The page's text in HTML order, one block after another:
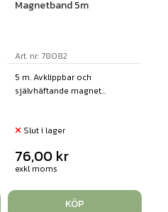
Magnetband 5m
Art. nr: 78082
5 m. Avklippbar och
självhäftande magnet...
Slut i lager
76,00 kr
exkl moms
KÖP